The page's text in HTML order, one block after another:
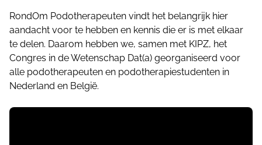
RondOm Podotherapeuten vindt het belangrijk hier
aandacht voor te hebben en kennis die er is met elkaar
te delen. Daarom hebben we, samen met KIPZ, het
Congres in de Wetenschap Dat(a) georganiseerd voor
alle podotherapeuten en podotherapiestudenten in
Nederland en België.